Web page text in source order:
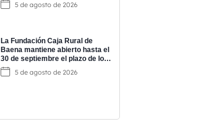
5 de agosto de 2026
La Fundación Caja Rural de
Baena mantiene abierto hasta el
30 de septiembre el plazo de los
‘Premios Salvador de Prado’
5 de agosto de 2026